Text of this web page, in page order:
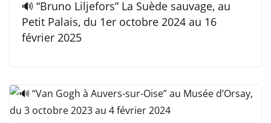
🔊 “Bruno Liljefors” La Suède sauvage, au
Petit Palais, du 1er octobre 2024 au 16
février 2025